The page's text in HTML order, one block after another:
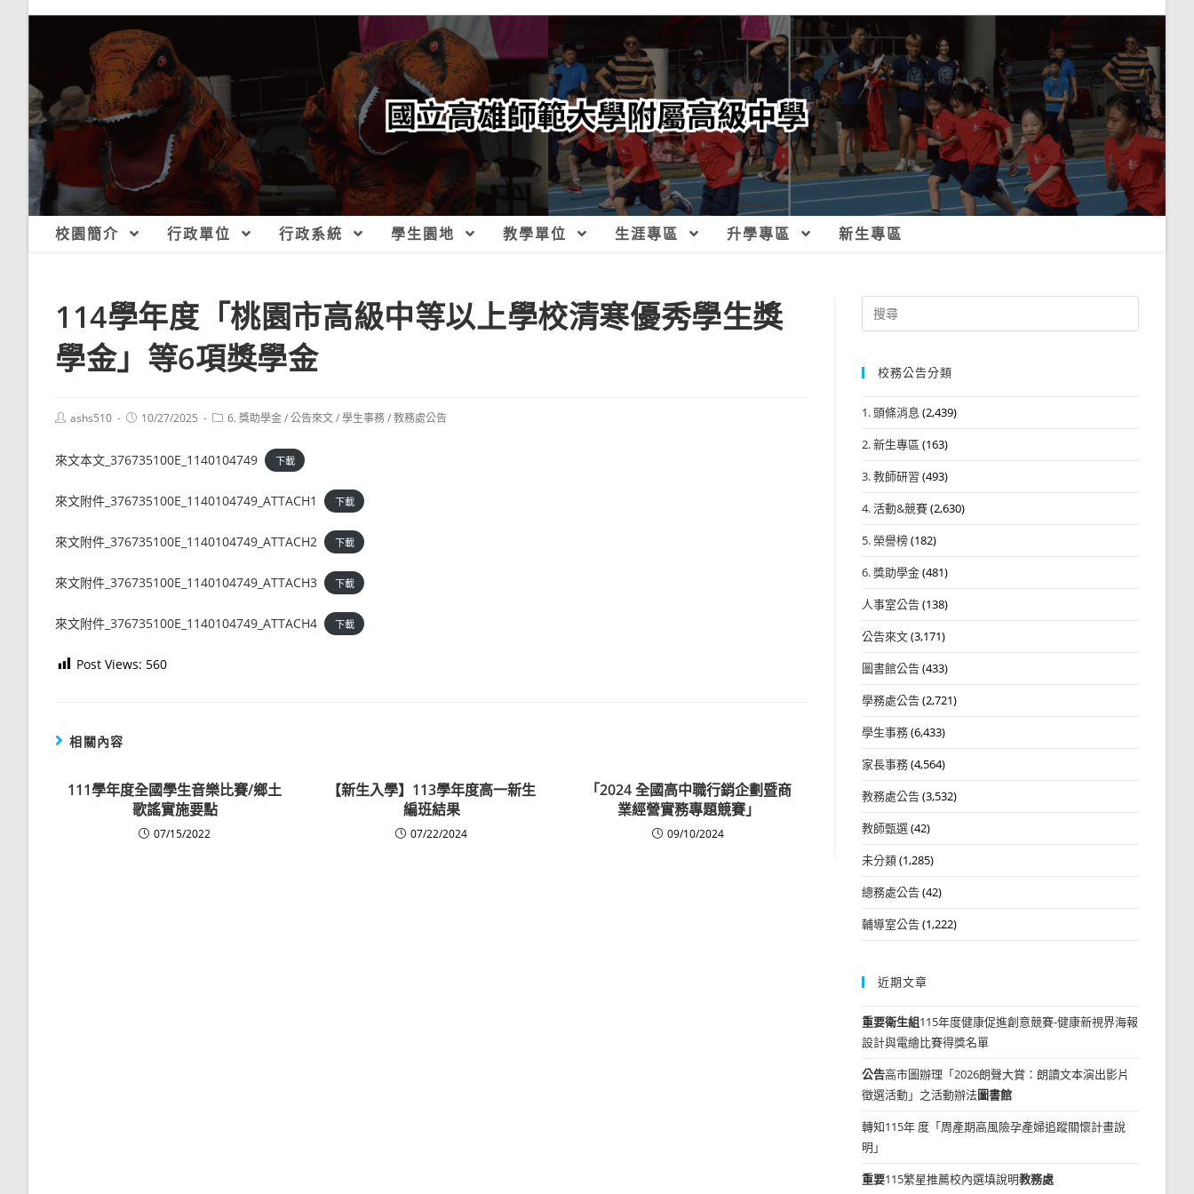
校園簡介 行政單位 行政系統 學生園地 教學單位 生涯專區 升學專區 新生專區
114學年度「桃園市高級中等以上學校清寒優秀學生獎
學金」等6項獎學金
Postashs510
Post10/27/2025
Post6. 獎助學金/公告來文/學生事務/教務處公告
來文本文_376735100E_1140104749 下載
來文附件_376735100E_1140104749_ATTACH1 下載
來文附件_376735100E_1140104749_ATTACH2 下載
來文附件_376735100E_1140104749_ATTACH3 下載
來文附件_376735100E_1140104749_ATTACH4 下載
Post Views: 560
相關內容
111學年度全國學生音樂比賽/鄉土
歌謠實施要點
07/15/2022
【新生入學】113學年度高一新生
編班結果
07/22/2024
「2024 全國高中職行銷企劃暨商
業經營實務專題競賽」
09/10/2024
Search
for:
校務公告分類
1. 頭條消息 (2,439)
2. 新生專區 (163)
3. 教師研習 (493)
4. 活動&競賽(2,630)
5. 榮譽榜(182)
6. 獎助學金(481)
人事室公告(138)
公告來文(3,171)
圖書館公告(433)
學務處公告(2,721)
學生事務(6,433)
家長事務(4,564)
教務處公告(3,532)
教師甄選(42)
未分類(1,285)
總務處公告(42)
輔導室公告(1,222)
近期文章
重要衛生組115年度健康促進創意競賽-健康新視界海報
設計與電繪比賽得獎名單
公告高市圖辦理「2026朗聲大賞：朗讀文本演出影片
徵選活動」之活動辦法圖書館
轉知115年 度「周產期高風險孕產婦追蹤關懷計畫說
明」
重要115繁星推薦校內選填說明教務處